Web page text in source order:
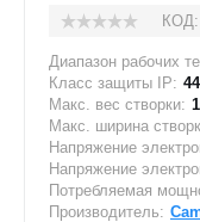
КОД:
Диапазон рабочих
Класс защиты IP: 44
Макс. вес створки:
Макс. ширина
Напряжение
Напряжение
Потребляемая
Производитель: